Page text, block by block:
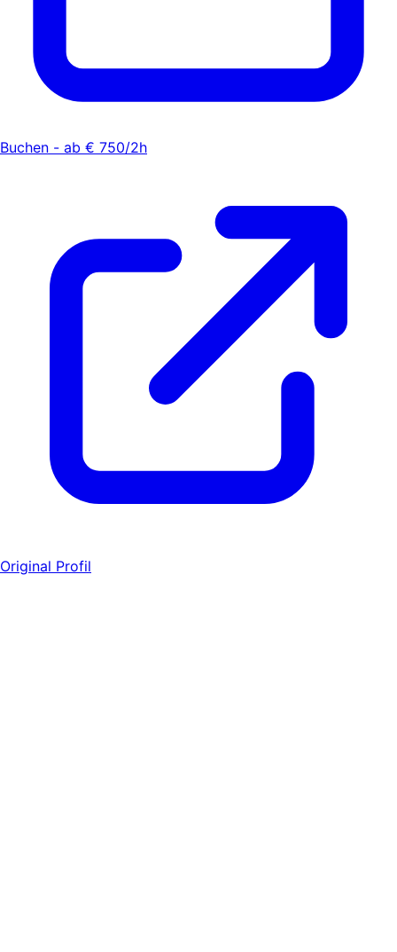
Buchen - ab € 750/2h
Original Profil